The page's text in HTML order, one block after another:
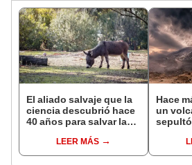
El aliado salvaje que la
ciencia descubrió hace
40 años para salvar la
reintroducción de un
asno salvaje está
LEER MÁS
Hace
un